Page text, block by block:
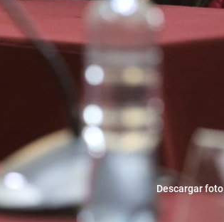
Descargar foto